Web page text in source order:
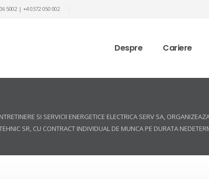
5002 | +4 0372 050 002
Despre Cariere
SI SERVICII ENERGETICE ELECTRICA SERV SA,
SR, CU CONTRACT INDIVIDUAL DE MUNCA PE DURATA